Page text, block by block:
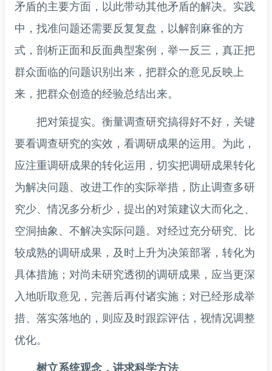
矛盾的主要方面，以此带动其他矛盾的解决。实践
中，找准问题还需要反复复盘，以解剖麻雀的方
式，剖析正面和反面典型案例，举一反三，真正把
群众面临的问题识别出来，把群众的意见反映上
来，把群众创造的经验总结出来。
把对策提实。衡量调查研究搞得好不好，关键
要看调查研究的实效，看调研成果的运用。为此，
应注重调研成果的转化运用，切实把调研成果转化
为解决问题、改进工作的实际举措，防止调查多研
究少、情况多分析少，提出的对策建议大而化之、
空洞抽象、不解决实际问题。对经过充分研究、比
较成熟的调研成果，及时上升为决策部署，转化为
具体措施；对尚未研究透彻的调研成果，应当更深
入地听取意见，完善后再付诸实施；对已经形成举
措、落实落地的，则应及时跟踪评估，视情况调整
优化。
树立系统观念，讲求科学方法